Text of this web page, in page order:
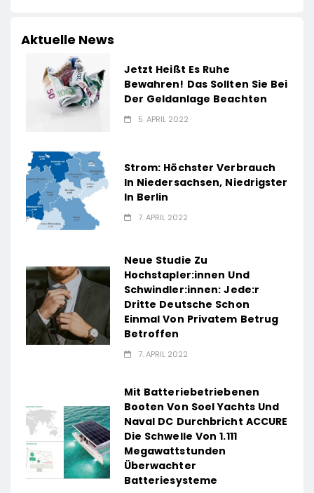
Aktuelle News
Jetzt Heißt Es Ruhe
Bewahren! Das Sollten Sie Bei
Der Geldanlage Beachten
5. APRIL 2022
Strom: Höchster Verbrauch
In Niedersachsen, Niedrigster
In Berlin
7. APRIL 2022
Neue Studie Zu
Hochstapler:innen Und
Schwindler:innen: Jede:r
Dritte Deutsche Schon
Einmal Von Privatem Betrug
Betroffen
7. APRIL 2022
Mit Batteriebetriebenen
Booten Von Soel Yachts Und
Naval DC Durchbricht ACCURE
Die Schwelle Von 1.111
Megawattstunden
Überwachter
Batteriesysteme